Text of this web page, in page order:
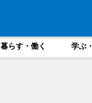
暮らす・働く 学ぶ